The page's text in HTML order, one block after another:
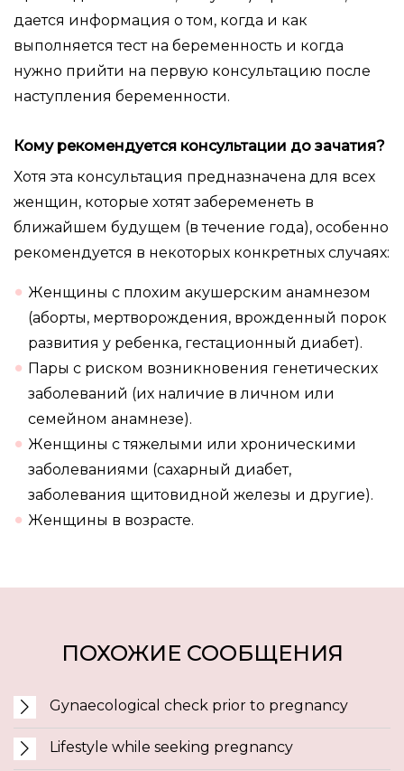
дается информация о том, когда и как
выполняется тест на беременность и когда
нужно прийти на первую консультацию после
наступления беременности.
Кому рекомендуется консультации до зачатия?
Хотя эта консультация предназначена ​​для всех
женщин, которые хотят забеременеть в
ближайшем будущем (втечение года), особенно
рекомендуется в некоторых конкретных случаях:
Женщины с плохим акушерским анамнезом
(аборты, мертворождения, врожденный порок
развития у ребенка, гестационный диабет).
Пары с риском возникновения генетических
заболеваний (их наличие в личном или
семейном анамнезе).
Женщины с тяжелыми или хроническими
заболеваниями (сахарный диабет,
заболевания щитовидной железы и другие).
Женщины в возрасте.
ПОХОЖИЕ СООБЩЕНИЯ
Gynaecological check prior to pregnancy
Lifestyle while seeking pregnancy